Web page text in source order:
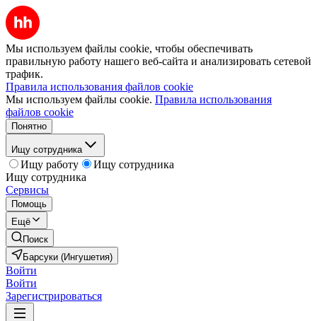
Мы используем файлы cookie, чтобы обеспечивать
правильную работу нашего веб-сайта и анализировать сетевой
трафик.
Правила использования файлов cookie
Мы используем файлы cookie. Правила использования
файлов cookie
Понятно
Ищу сотрудника
Ищу работу
Ищу сотрудника
Ищу сотрудника
Сервисы
Помощь
Ещё
Поиск
Барсуки (Ингушетия)
Войти
Войти
Зарегистрироваться